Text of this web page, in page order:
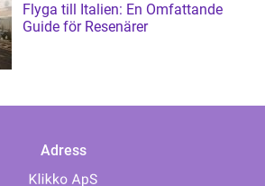
Flyga till Italien: En Omfattande
Guide för Resenärer
Adress